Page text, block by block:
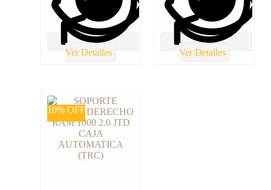
Ver Detalles Ver Detalles
10% OFF